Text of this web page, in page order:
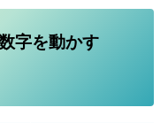
字を動かす